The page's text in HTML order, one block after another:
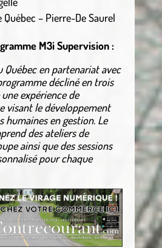
– Pierre-De Saurel
M3i Supervision :
en partenariat avec
décliné en trois
expérience de
visant le développement
humaines en gestion. Le
des ateliers de
ainsi que des sessions
pour chaque